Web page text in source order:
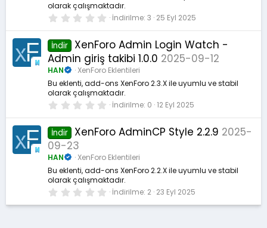
z
olarak çalışmaktadır.
0
0
0
y
d
ı
z
İndirilme 3 25 Eyl 2025
İndir
XenForo Admin Login Watch -
Admin giriş takibi 1.0.0 2025-09-12
HAN
XenForo Eklentileri
Bu eklenti, add-ons XenForo 2.3.X ile uyumlu ve stabil
olarak çalışmaktadır.
0
0
0
y
d
ı
z
İndirilme 0 12 Eyl 2025
İndir XenForo AdminCP Style 2.2.9 2025-
09-23
HAN
XenForo Eklentileri
Bu eklenti, add-ons XenForo 2.2.X ile uyumlu ve stabil
olarak çalışmaktadır.
0
0
İndirilme 2 23 Eyl 2025